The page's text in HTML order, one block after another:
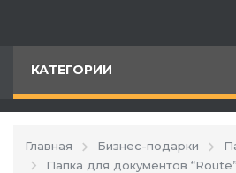
КАТЕГОРИИ
Главная Бизнес-подарки
Папка для документов